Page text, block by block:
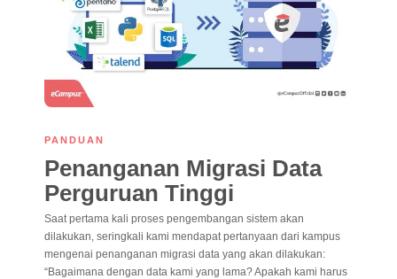
PANDUAN
Penanganan Migrasi Data
Perguruan Tinggi
Saat pertama kali proses pengembangan sistem akan
dilakukan, seringkali kami mendapat pertanyaan dari kampus
mengenai penanganan migrasi data yang akan dilakukan:
“Bagaimana dengan data kami yang lama? Apakah kami harus